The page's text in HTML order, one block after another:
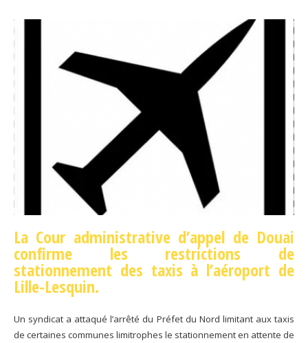
La Cour administrative d’appel de Douai
confirme les restrictions de
stationnement des taxis à l’aéroport de
Lille-Lesquin.
Un syndicat a attaqué l’arrêté du Préfet du Nord limitant aux taxis
de certaines communes limitrophes le stationnement en attente de